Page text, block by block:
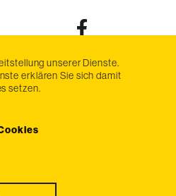
unserer Dienste.
erklären Sie sich damit
setzen.